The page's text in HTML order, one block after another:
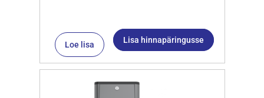
Loe lisa Lisa hinnapäringusse